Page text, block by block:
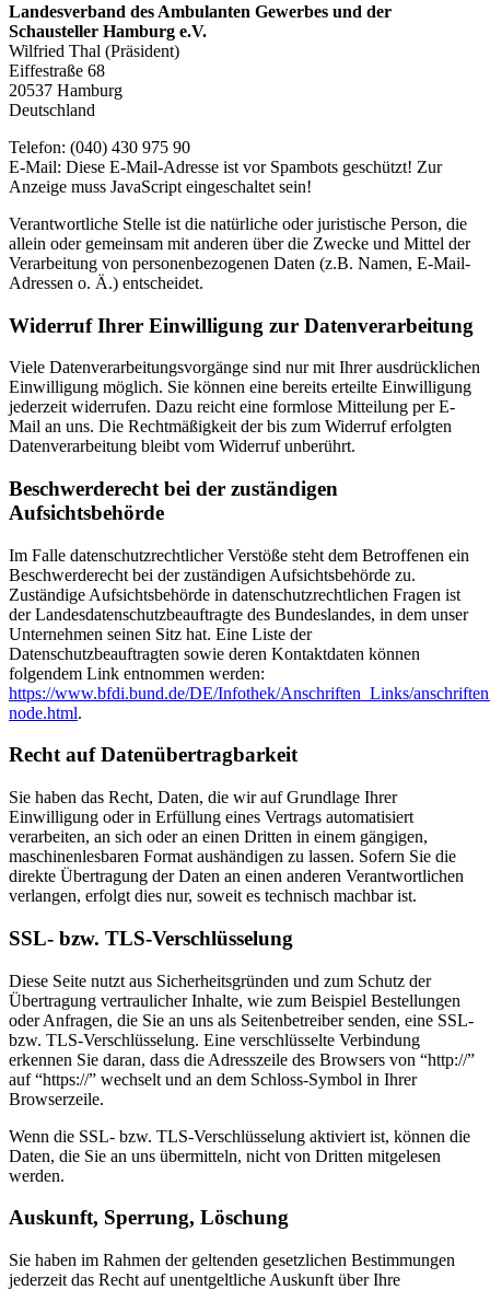
Landesverband des Ambulanten Gewerbes und der
Schausteller Hamburg e.V.
Wilfried Thal (Präsident)
Eiffestraße 68
20537 Hamburg
Deutschland
Telefon: (040) 430 975 90
E-Mail: Diese E-Mail-Adresse ist vor Spambots geschützt! Zur
Anzeige muss JavaScript eingeschaltet sein!
Verantwortliche Stelle ist die natürliche oder juristische Person, die
allein oder gemeinsam mit anderen über die Zwecke und Mittel der
Verarbeitung von personenbezogenen Daten (z.B. Namen, E-Mail-
Adressen o. Ä.) entscheidet.
Widerruf Ihrer Einwilligung zur Datenverarbeitung
Viele Datenverarbeitungsvorgänge sind nur mit Ihrer ausdrücklichen
Einwilligung möglich. Sie können eine bereits erteilte Einwilligung
jederzeit widerrufen. Dazu reicht eine formlose Mitteilung per E-
Mail an uns. Die Rechtmäßigkeit der bis zum Widerruf erfolgten
Datenverarbeitung bleibt vom Widerruf unberührt.
Beschwerderecht bei der zuständigen
Aufsichtsbehörde
Im Falle datenschutzrechtlicher Verstöße steht dem Betroffenen ein
Beschwerderecht bei der zuständigen Aufsichtsbehörde zu.
Zuständige Aufsichtsbehörde in datenschutzrechtlichen Fragen ist
der Landesdatenschutzbeauftragte des Bundeslandes, in dem unser
Unternehmen seinen Sitz hat. Eine Liste der
Datenschutzbeauftragten sowie deren Kontaktdaten können
folgendem Link entnommen werden:
https://www.bfdi.bund.de/DE/Infothek/Anschriften_Links/
node.html.
Recht auf Datenübertragbarkeit
Sie haben das Recht, Daten, die wir auf Grundlage Ihrer
Einwilligung oder in Erfüllung eines Vertrags automatisiert
verarbeiten, an sich oder an einen Dritten in einem gängigen,
maschinenlesbaren Format aushändigen zu lassen. Sofern Sie die
direkte Übertragung der Daten an einen anderen Verantwortlichen
verlangen, erfolgt dies nur, soweit es technisch machbar ist.
SSL- bzw. TLS-Verschlüsselung
Diese Seite nutzt aus Sicherheitsgründen und zum Schutz der
Übertragung vertraulicher Inhalte, wie zum Beispiel Bestellungen
oder Anfragen, die Sie an uns als Seitenbetreiber senden, eine SSL-
bzw. TLS-Verschlüsselung. Eine verschlüsselte Verbindung
erkennen Sie daran, dass die Adresszeile des Browsers von “http://”
auf “https://” wechselt und an dem Schloss-Symbol in Ihrer
Browserzeile.
Wenn die SSL- bzw. TLS-Verschlüsselung aktiviert ist, können die
Daten, die Sie an uns übermitteln, nicht von Dritten mitgelesen
werden.
Auskunft, Sperrung, Löschung
Sie haben im Rahmen der geltenden gesetzlichen Bestimmungen
jederzeit das Recht auf unentgeltliche Auskunft über Ihre